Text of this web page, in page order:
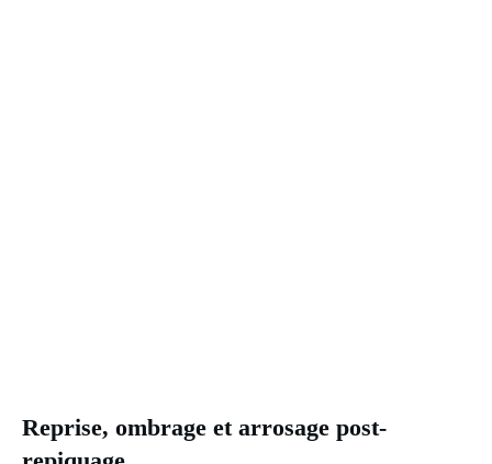
Reprise, ombrage et arrosage post-